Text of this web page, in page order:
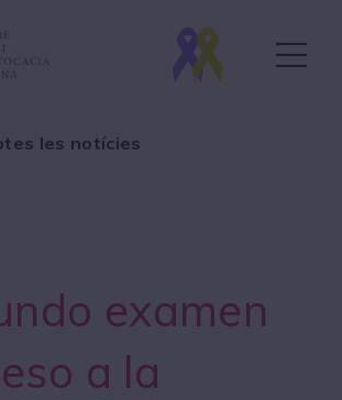
les notícies
examen
a la